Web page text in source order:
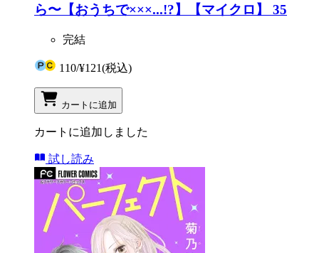
ら〜【おうちで×××...!?】【マイクロ】 35
完結
110/¥121(税込)
カートに追加
カートに追加しました
試し読み